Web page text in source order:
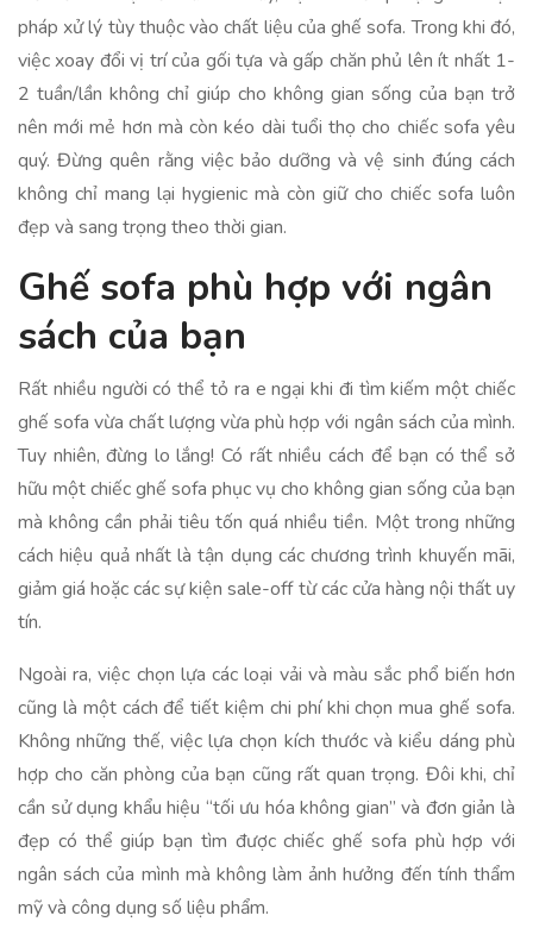
pháp xử lý tùy thuộc vào chất liệu của ghế sofa. Trong khi đó,
việc xoay đổi vị trí của gối tựa và gấp chăn phủ lên ít nhất 1-
2 tuần/lần không chỉ giúp cho không gian sống của bạn trở
nên mới mẻ hơn mà còn kéo dài tuổi thọ cho chiếc sofa yêu
quý. Đừng quên rằng việc bảo dưỡng và vệ sinh đúng cách
không chỉ mang lại hygienic mà còn giữ cho chiếc sofa luôn
đẹp và sang trọng theo thời gian.
Ghế sofa phù hợp với ngân
sách của bạn
Rất nhiều người có thể tỏ ra e ngại khi đi tìm kiếm một chiếc
ghế sofa vừa chất lượng vừa phù hợp với ngân sách của mình.
Tuy nhiên, đừng lo lắng! Có rất nhiều cách để bạn có thể sở
hữu một chiếc ghế sofa phục vụ cho không gian sống của bạn
mà không cần phải tiêu tốn quá nhiều tiền. Một trong những
cách hiệu quả nhất là tận dụng các chương trình khuyến mãi,
giảm giá hoặc các sự kiện sale-off từ các cửa hàng nội thất uy
tín.
Ngoài ra, việc chọn lựa các loại vải và màu sắc phổ biến hơn
cũng là một cách để tiết kiệm chi phí khi chọn mua ghế sofa.
Không những thế, việc lựa chọn kích thước và kiểu dáng phù
hợp cho căn phòng của bạn cũng rất quan trọng. Đôi khi, chỉ
cần sử dụng khẩu hiệu “tối ưu hóa không gian” và đơn giản là
đẹp có thể giúp bạn tìm được chiếc ghế sofa phù hợp với
ngân sách của mình mà không làm ảnh hưởng đến tính thẩm
mỹ và công dụng số liệu phẩm.